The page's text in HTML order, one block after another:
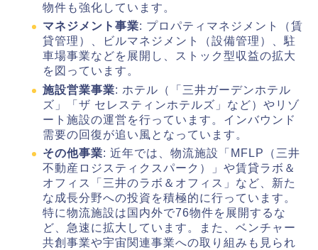
物件も強化しています。
マネジメント事業: プロパティマネジメント（賃
貸管理）、ビルマネジメント（設備管理）、駐
車場事業などを展開し、ストック型収益の拡大
を図っています。
施設営業事業: ホテル（「三井ガーデンホテル
ズ」「ザ セレスティンホテルズ」など）やリゾ
ート施設の運営を行っています。インバウンド
需要の回復が追い風となっています。
その他事業: 近年では、物流施設「MFLP（三井
不動産ロジスティクスパーク）」や賃貸ラボ＆
オフィス「三井のラボ＆オフィス」など、新た
な成長分野への投資を積極的に行っています。
特に物流施設は国内外で76物件を展開するな
ど、急速に拡大しています。また、ベンチャー
共創事業や宇宙関連事業への取り組みも見られ